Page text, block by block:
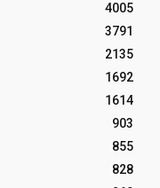
4005
3791
2135
1692
1614
903
855
828